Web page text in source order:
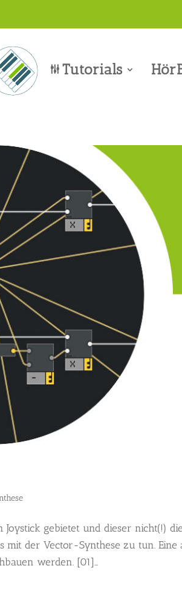
Tutorials
gebietet und dieser nicht(!) die
der Vector-Synthese zu tun. Eine
werden. [01]...